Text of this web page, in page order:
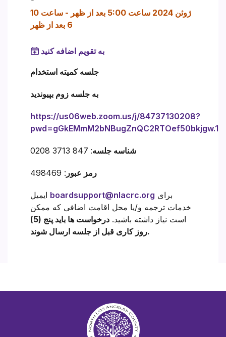
10 ژوئن 2024 ساعت 5:00 بعد از ظهر - ساعت
6 بعد از ظهر
به تقویم اضافه کنید
جلسه کمیته استخدام
به جلسه زوم بپیوندید
https://us06web.zoom.us/j/84737130208?
pwd=gGkEMmM2bNBugZnQC2RTOef50bkjgw.1
شناسه جلسه: 847 3713 0208
رمز عبور : 498469
boardsupport@nlacrc.org
خدمات ترجمه و/یا محل اقامت اضافی که ممکن
است نیاز داشته باشید.
درخواست ها باید پنج (5)
روز کاری قبل از جلسه ارسال شوند.